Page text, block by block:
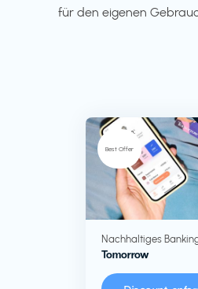
für den eigenen
Best Offer
Nachhaltiges
Tomorrow